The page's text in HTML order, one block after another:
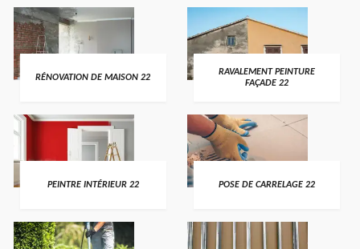
RÉNOVATION DE MAISON 22
RAVALEMENT PEINTURE
FAÇADE 22
PEINTRE INTÉRIEUR 22 POSE DE CARRELAGE 22